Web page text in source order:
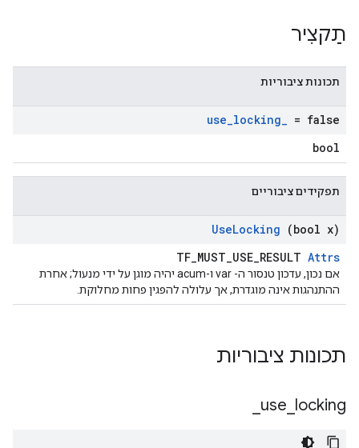
תַקצִיר
תכונות ציבוריות
use_locking_ = false
bool
תפקידים ציבוריים
UseLocking (bool x)
TF_MUST_USE_RESULT Attrs
אם נכון, עדכון טנסור ה- var ו-acum יהיה מוגן על ידי מנעול; אחרת
ההתנהגות אינה מוגדרת, אך עלולה להפגין פחות מחלוקת.
תכונות ציבוריות
use locking